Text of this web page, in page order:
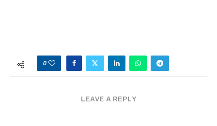
0
LEAVE A REPLY